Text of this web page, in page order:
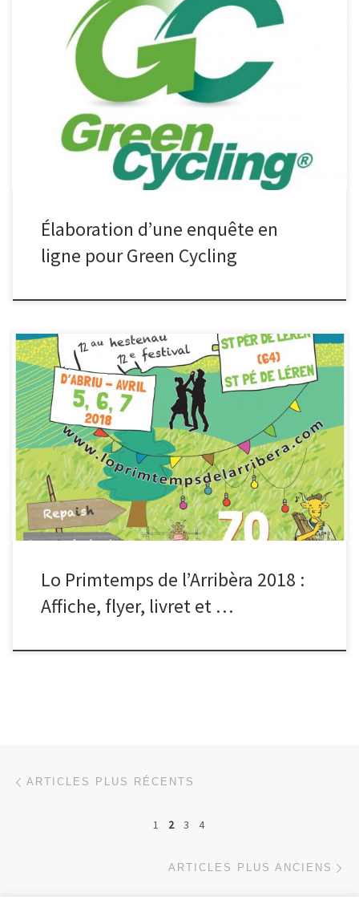
Élaboration d’une enquête en
ligne pour Green Cycling
Lo Primtemps de l’Arribèra 2018 :
Affiche, flyer, livret et …
Posts navigation
ARTICLES PLUS RÉCENTS
1 2 3 4
ARTICLES PLUS ANCIENS